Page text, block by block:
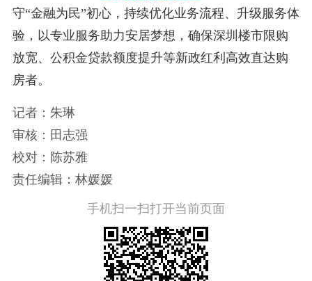
守“金融为民”初心，持续优化业务流程、升级服务体
验，以专业服务助力安居梦想，确保深圳楼市限购
放宽、公积金贷款额度提升等新政红利高效直达购
房者。
记者：朱琳
审核：田志强
校对：陈苏雅
责任编辑：林媛媛
手机扫一扫打开当前页面